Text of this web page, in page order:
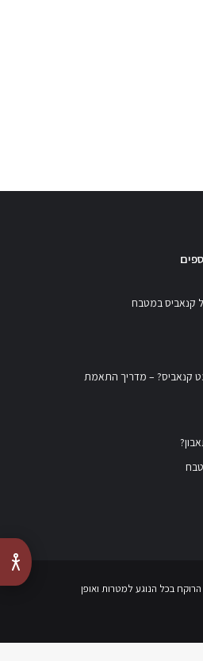
קנאביס במטבח
קנאביס? – מדריך התאמת
הרוקח בכל הנוגע למטרות ואופן